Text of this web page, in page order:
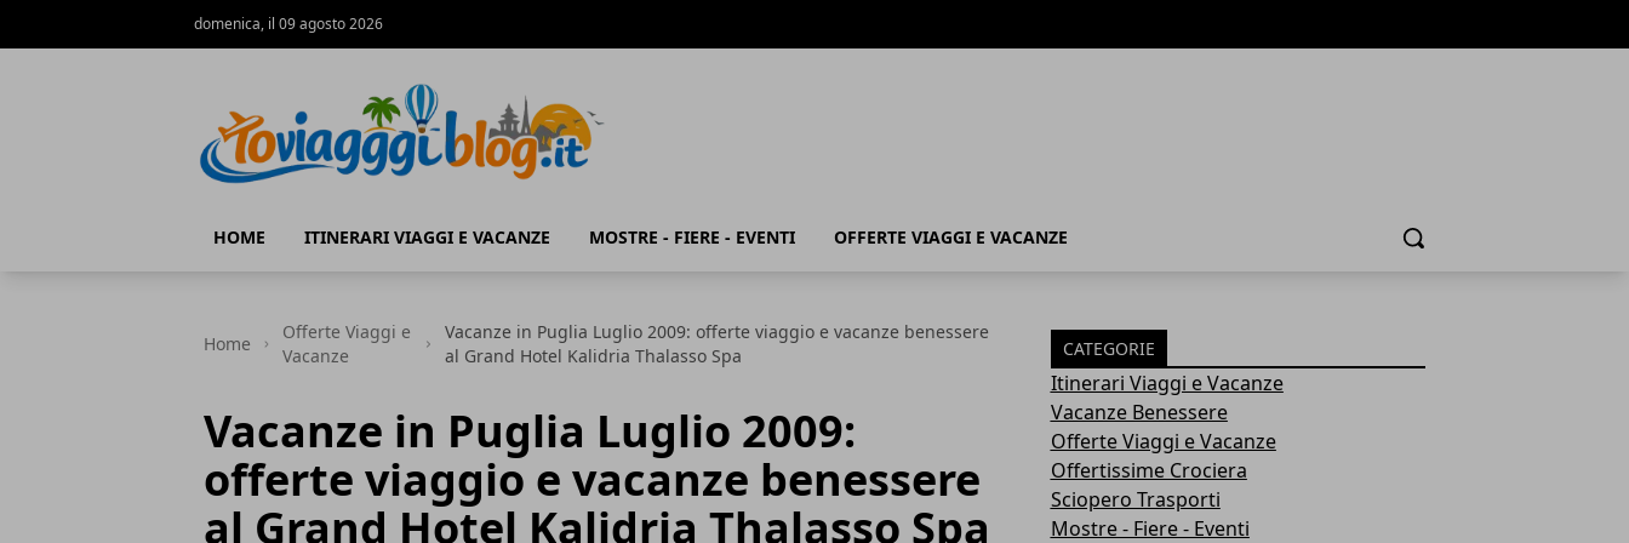
domenica, il 09 agosto 2026
HOME ITINERARI VIAGGI E VACANZE MOSTRE - FIERE - EVENTI OFFERTE VIAGGI E VACANZE Cerca
Home
Offerte Viaggi e
Vacanze
Vacanze in Puglia Luglio 2009: offerte viaggio e vacanze benessere
al Grand Hotel Kalidria Thalasso Spa
Vacanze in Puglia Luglio 2009:
offerte viaggio e vacanze benessere
al Grand Hotel Kalidria Thalasso Spa
CATEGORIE
Itinerari Viaggi e Vacanze
Vacanze Benessere
Offerte Viaggi e Vacanze
Offertissime Crociera
Sciopero Trasporti
Mostre - Fiere - Eventi